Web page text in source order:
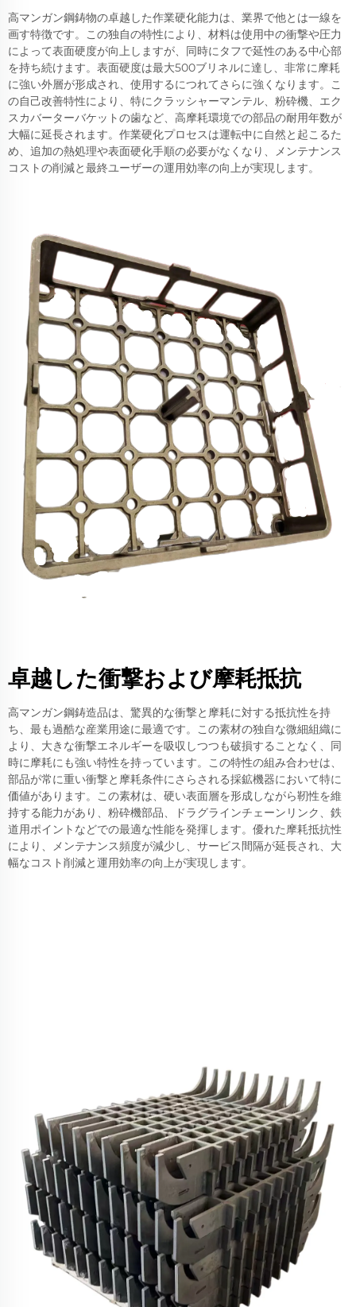
高マンガン鋼鋳物の卓越した作業硬化能力は、業界で他とは一線を
画す特徴です。この独自の特性により、材料は使用中の衝撃や圧力
によって表面硬度が向上しますが、同時にタフで延性のある中心部
を持ち続けます。表面硬度は最大500ブリネルに達し、非常に摩耗
に強い外層が形成され、使用するにつれてさらに強くなります。こ
の自己改善特性により、特にクラッシャーマンテル、粉砕機、エク
スカバーターバケットの歯など、高摩耗環境での部品の耐用年数が
大幅に延長されます。作業硬化プロセスは運転中に自然と起こるた
め、追加の熱処理や表面硬化手順の必要がなくなり、メンテナンス
コストの削減と最終ユーザーの運用効率の向上が実現します。
卓越した衝撃および摩耗抵抗
高マンガン鋼鋳造品は、驚異的な衝撃と摩耗に対する抵抗性を持
ち、最も過酷な産業用途に最適です。この素材の独自な微細組織に
より、大きな衝撃エネルギーを吸収しつつも破損することなく、同
時に摩耗にも強い特性を持っています。この特性の組み合わせは、
部品が常に重い衝撃と摩耗条件にさらされる採鉱機器において特に
価値があります。この素材は、硬い表面層を形成しながら靭性を維
持する能力があり、粉砕機部品、ドラグラインチェーンリンク、鉄
道用ポイントなどでの最適な性能を発揮します。優れた摩耗抵抗性
により、メンテナンス頻度が減少し、サービス間隔が延長され、大
幅なコスト削減と運用効率の向上が実現します。